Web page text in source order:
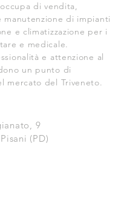
di vendita,
manutenzione di impianti
e climatizzazione per i
e medicale.
e attenzione al
un punto di
mercato del Triveneto.
9
(PD)